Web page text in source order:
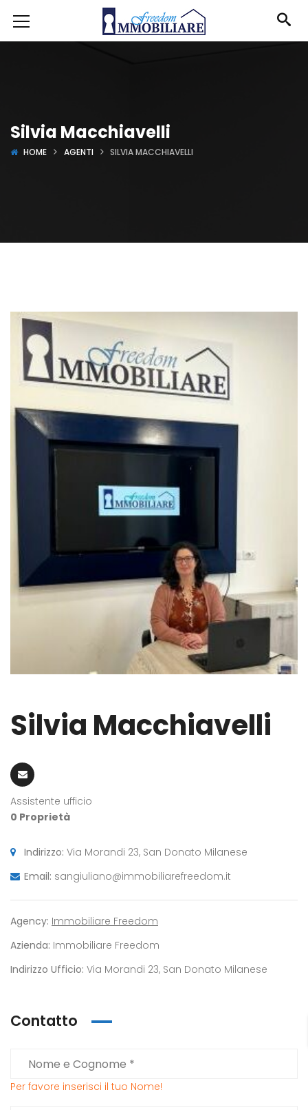
Silvia Macchiavelli
HOME AGENTI SILVIA MACCHIAVELLI
Silvia Macchiavelli
Assistente ufficio
0 Proprietà
Indirizzo: Via Morandi 23, San Donato Milanese
Email: sangiuliano@immobiliarefreedom.it
Agency: Immobiliare Freedom
Azienda: Immobiliare Freedom
Indirizzo Ufficio: Via Morandi 23, San Donato Milanese
Contatto
Per favore inserisci il tuo Nome!